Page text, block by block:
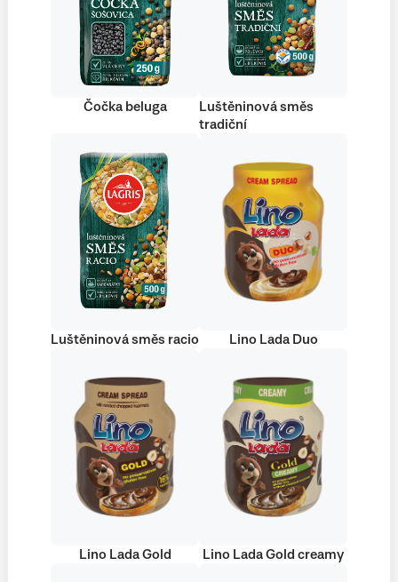
Čočka beluga
Luštěninová směs
tradiční
Luštěninová směs racio Lino Lada Duo
Lino Lada Gold Lino Lada Gold creamy